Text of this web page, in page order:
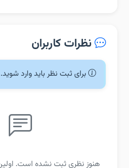
نظرات کاربران
برای ثبت نظر باید وارد شوید.
هنوز نظری ثبت نشده است.